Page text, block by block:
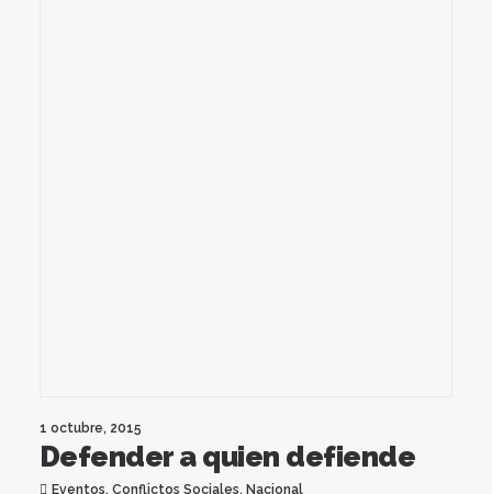
1 octubre, 2015
Defender a quien defiende
Eventos, Conflictos Sociales, Nacional